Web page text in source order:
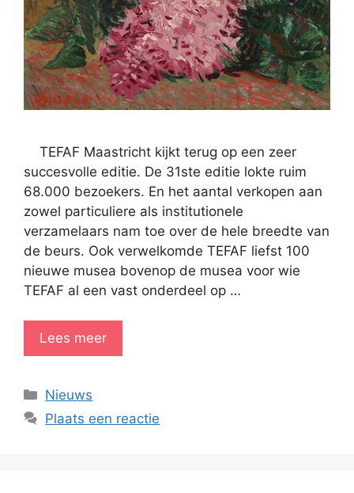
TEFAF Maastricht kijkt terug op een zeer
succesvolle editie. De 31ste editie lokte ruim
68.000 bezoekers. En het aantal verkopen aan
zowel particuliere als institutionele
verzamelaars nam toe over de hele breedte van
de beurs. Ook verwelkomde TEFAF liefst 100
nieuwe musea bovenop de musea voor wie
TEFAF al een vast onderdeel op …
Lees meer
Categorieën
Nieuws
Plaats een reactie